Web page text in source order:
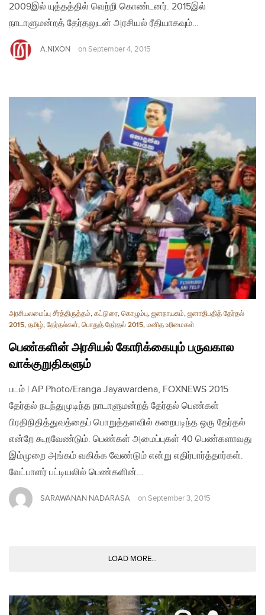
2009இல் யுத்தத்தில் வெற்றி கொண்டனர். 2015இல்
நாடாளுமன்றத் தேர்தலுடன் அரசியல் ரீதியாகவும்…
A.NIXON on September 4, 2015
அரசியலமைப்பு சீர்த்திருத்தம், கட்டுரை, கொழும்பு, ஜனநாயகம், ஜனாதிபதித் தேர்தல்
2015, தமிழ், தேர்தல்கள், பொதுத் தேர்தல் 2015, மனித உரிமைகள்
பெண்களின் அரசியல் கோரிக்கையும் பருவகால
வாக்குறுதிகளும்
படம் | AP Photo/Eranga Jayawardena, FOXNEWS 2015
தேர்தல் நடந்துமுடிந்த நாடாளுமன்றத் தேர்தல் பெண்கள்
பிரதிநிதித்துவத்தைப் பொறுத்தளவில் கறைபடிந்த ஒரு தேர்தல்
என்றே கூறவேண்டும். பெண்கள் அமைப்புகள் 40 பெண்களாவது
இம்முறை அங்கம் வகிக்க வேண்டும் என்று எதிர்பார்த்தார்கள்.
வேட்பாளர் பட்டியலில் பெண்களின்…
SARAWANAN NADARASA on September 3, 2015
LOAD MORE...